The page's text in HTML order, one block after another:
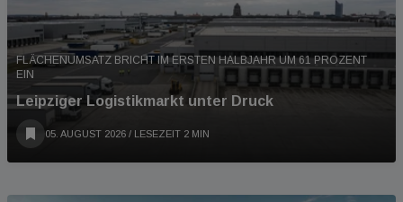
FLÄCHENUMSATZ BRICHT IM ERSTEN HALBJAHR UM 61 PROZENT
EIN
Leipziger Logistikmarkt unter Druck
05. AUGUST 2026 / LESEZEIT 2 MIN